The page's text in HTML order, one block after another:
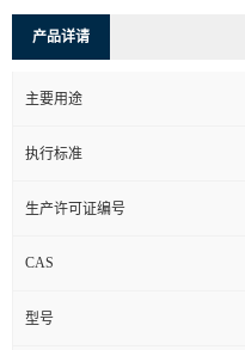
产品详请
主要用途
执行标准
生产许可证编号
CAS
型号